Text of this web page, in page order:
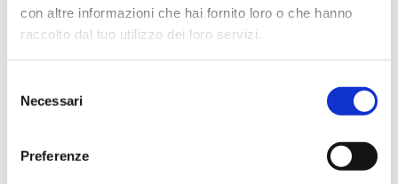
con altre informazioni che hai fornito loro o che hanno
raccolto dal tuo utilizzo dei loro servizi.
delNecessari
Preferenze